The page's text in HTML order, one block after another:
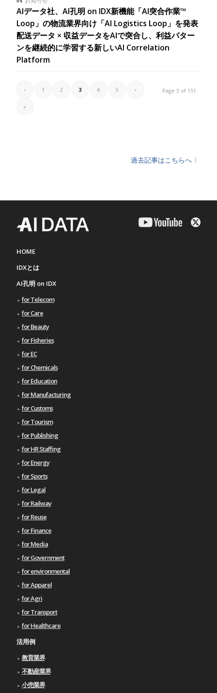
AIデータ社、AI孔明 on IDX新機能「AI突合作業™
Loop」の物流業界向け「AI Logistics Loop」を発表
配送データ × 収益データをAIで突合し、利益パター
ンを継続的に学習する新しいAI Correlation
Platform
Page 3 of 151
‹ 1 2 3 4 5 ›
»
過去記事はこちらへ 〉
HOME
IDXとは
AI孔明 on IDX
for Telecom
for Care
for Beauty
for Fisheries
for EC
for Chemicals
for Education
for Manufacturing
for Customs
for Tourism
for Publishing
for HR Staffing
for Energy
for Sports
for Legal
for Railway
for Reuse
for Finance
for Media
for Government
for environmental
for Apparel
for Agri
for Transport
for Healthcare
活用例
教育業界
不動産業界
小売業界